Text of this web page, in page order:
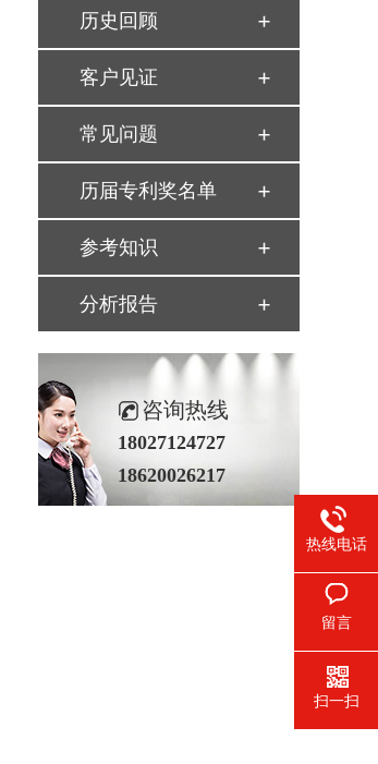
历史回顾
客户见证
常见问题
历届专利奖名单
参考知识
分析报告
咨询热线
18027124727
18620026217
热线电话
留言
扫一扫